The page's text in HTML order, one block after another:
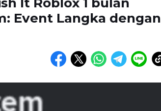
Event Langka dengan